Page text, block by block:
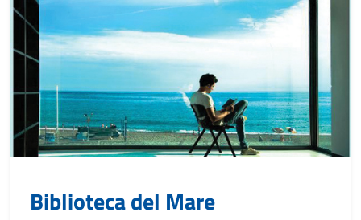
Biblioteca del Mare